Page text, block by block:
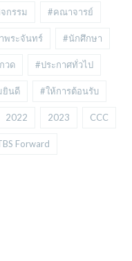
กรรม #คณาจารย์
พระจันทร์ #นักศึกษา
วด #ประกาศทั่วไป
ยินดี #ให้การต้อนรับ
2022 2023 CCC
Forward